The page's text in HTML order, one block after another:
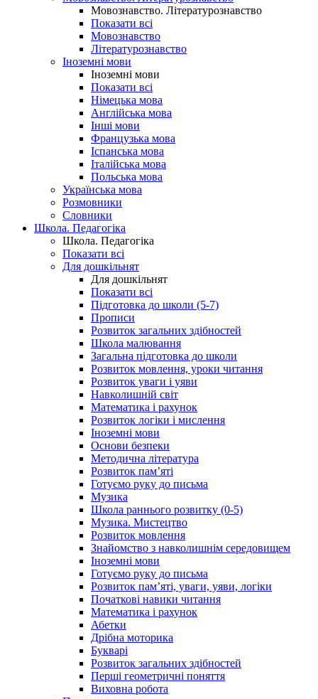
Мовознавство. Літературознавство
Показати всі
Мовознавство
Літературознавство
Іноземні мови
Іноземні мови
Показати всі
Німецька мова
Англійська мова
Інші мови
Французька мова
Іспанська мова
Італійська мова
Польська мова
Українська мова
Розмовники
Словники
Школа. Педагогіка
Школа. Педагогіка
Показати всі
Для дошкільнят
Для дошкільнят
Показати всі
Підготовка до школи (5-7)
Прописи
Розвиток загальних здібностей
Школа малювання
Загальна підготовка до школи
Розвиток мовлення, уроки читання
Розвиток уваги і уяви
Навколишній світ
Математика і рахунок
Розвиток логіки і мислення
Іноземні мови
Основи безпеки
Методична література
Розвиток пам’яті
Готуємо руку до письма
Музика
Школа раннього розвитку (0-5)
Музика. Мистецтво
Розвиток мовлення
Знайомство з навколишнім середовищем
Іноземні мови
Готуємо руку до письма
Розвиток пам’яті, уваги, уяви, логіки
Початкові навики читання
Математика і рахунок
Абетки
Дрібна моторика
Букварі
Розвиток загальних здібностей
Перші геометричні поняття
Виховна робота